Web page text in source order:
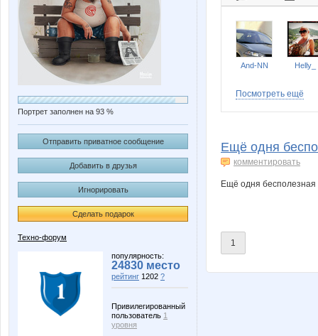
Портрет заполнен на 93 %
Отправить приватное сообщение
Добавить в друзья
Игнорировать
Сделать подарок
Техно-форум
популярность:
24830 место
рейтинг 1202 ?
Привилегированный
пользователь 1
уровня
And-NN Helly_
Посмотреть ещё
Ещё одня
комментировать
Ещё одня
1